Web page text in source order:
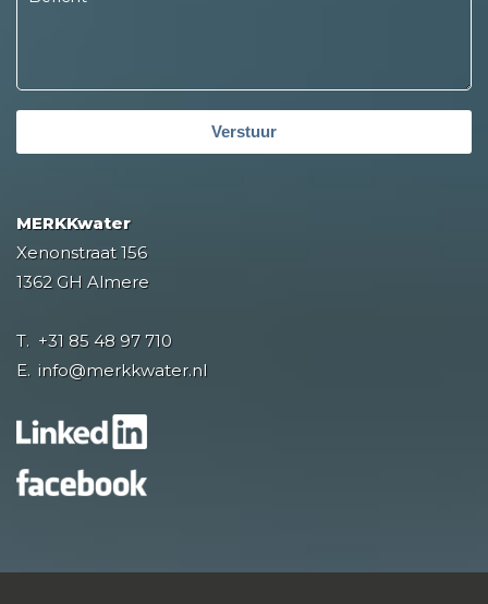
Verstuur
MERKKwater
Xenonstraat 156
1362 GH Almere
T. +31 85 48 97 710
E. info@merkkwater.nl